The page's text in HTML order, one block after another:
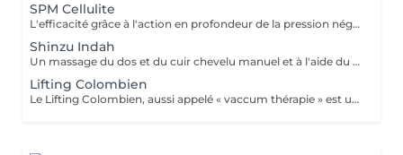
SPM Cellulite
L'efficacité grâce à l'action en profondeur de la pression négative. Technique originale du "palper - rouler" Drainage, régénération et raffermissement des tissus du visage, du buste et du corps. Pour tous types de peaux. Traitements spécifiques contre les vergetures, la cellulite et bien d'autres. Maîtriser peau d'orange, culotte de cheval et tissus conjonctif faible grâce au SPM Digital ! Le SPM le multi -talent dont on ne peut plus se passer. Raffermir et regalber la poitrine sans appel à la chirurgie, l'un des nombreux traitements spécifiques.
Shinzu Indah
Un massage du dos et du cuir chevelu manuel et à l'aide du Rama, cet outil en métal kansa parfaitement adapté au travail des méridiens, des mémoires, des blocages émotionnels du dos. Pour une détente profonde et un véritable reset sur le plan émotionnel!
Lifting Colombien
Le Lifting Colombien, aussi appelé « vaccum thérapie » est une technique non chirurgicale, pratiquée à l'aide de ventouses qui exercent une aspiration pour casser les dépôts de cellulite et de graisse, éliminer les toxines, améliorer le drainage et restaurer l'élasticité de la peau.